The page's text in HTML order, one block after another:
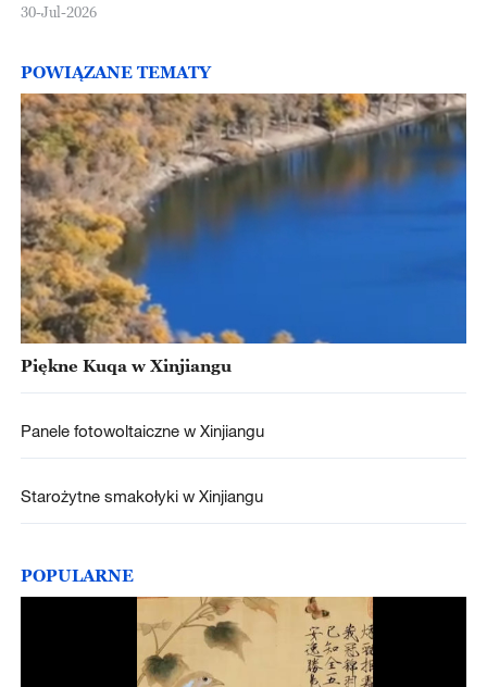
30-Jul-2026
POWIĄZANE TEMATY
Piękne Kuqa w Xinjiangu
Panele fotowoltaiczne w Xinjiangu
Starożytne smakołyki w Xinjiangu
POPULARNE